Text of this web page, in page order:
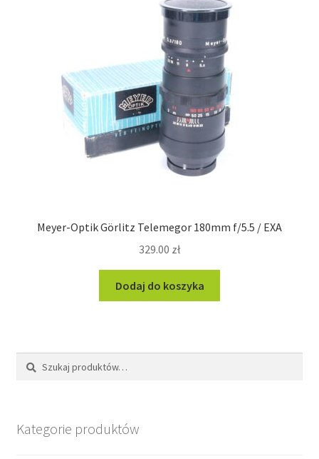
Meyer-Optik Görlitz Telemegor 180mm f/5.5 / EXA
329.00 zł
Dodaj do koszyka
Szukaj:
Szukaj
Kategorie produktów